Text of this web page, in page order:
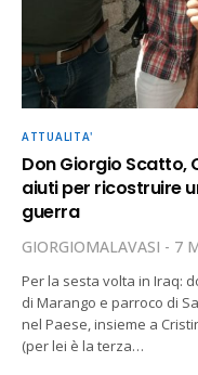
ATTUALITA'
Don Giorgio Scatto,
aiuti per ricostruire
guerra
GIORGIOMALAVASI 7
Per la sesta volta in Iraq:
di Marango e parroco di
nel Paese, insieme a
(per lei è la terza…